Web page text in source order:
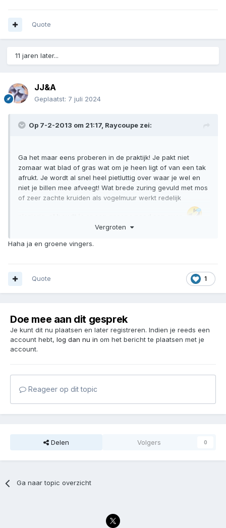
Quote
11 jaren later...
JJ&A
Geplaatst: 7 juli 2024
Op 7-2-2013 om 21:17, Raycoupe zei:
Ga het maar eens proberen in de praktijk! Je pakt niet
zomaar wat blad of gras wat om je heen ligt of van een tak
afrukt. Je wordt al snel heel pietluttig over waar je wel en
niet je billen mee afveegt! Wat brede zuring gevuld met mos
of zeer zachte kruiden als vogelmuur werkt redelijk
🤣
Vergroten
Haha ja en groene vingers.
1
Quote
Doe mee aan dit gesprek
Je kunt dit nu plaatsen en later registreren. Indien je reeds een
account hebt, log dan nu in om het bericht te plaatsen met je
account.
Reageer op dit topic
Delen Volgers 0
Ga naar topic overzicht